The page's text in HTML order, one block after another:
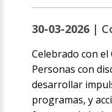
30-03-2026 |
Celebrado con
Personas con
desarrollar
programas, y